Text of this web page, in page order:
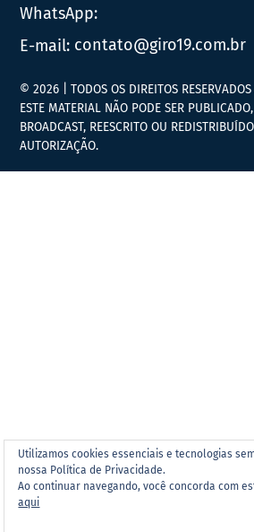
WhatsApp:
E-mail: contato@giro19.com.br
Utilizamos cookies essenciais e tecnologias
nossa Política de Privacidade.
Ao continuar navegando, você concorda com
aqui
© 2026 | TODOS OS DIREITOS
ESTE MATERIAL NÃO PODE SER
BROADCAST, REESCRITO OU
AUTORIZAÇÃO.